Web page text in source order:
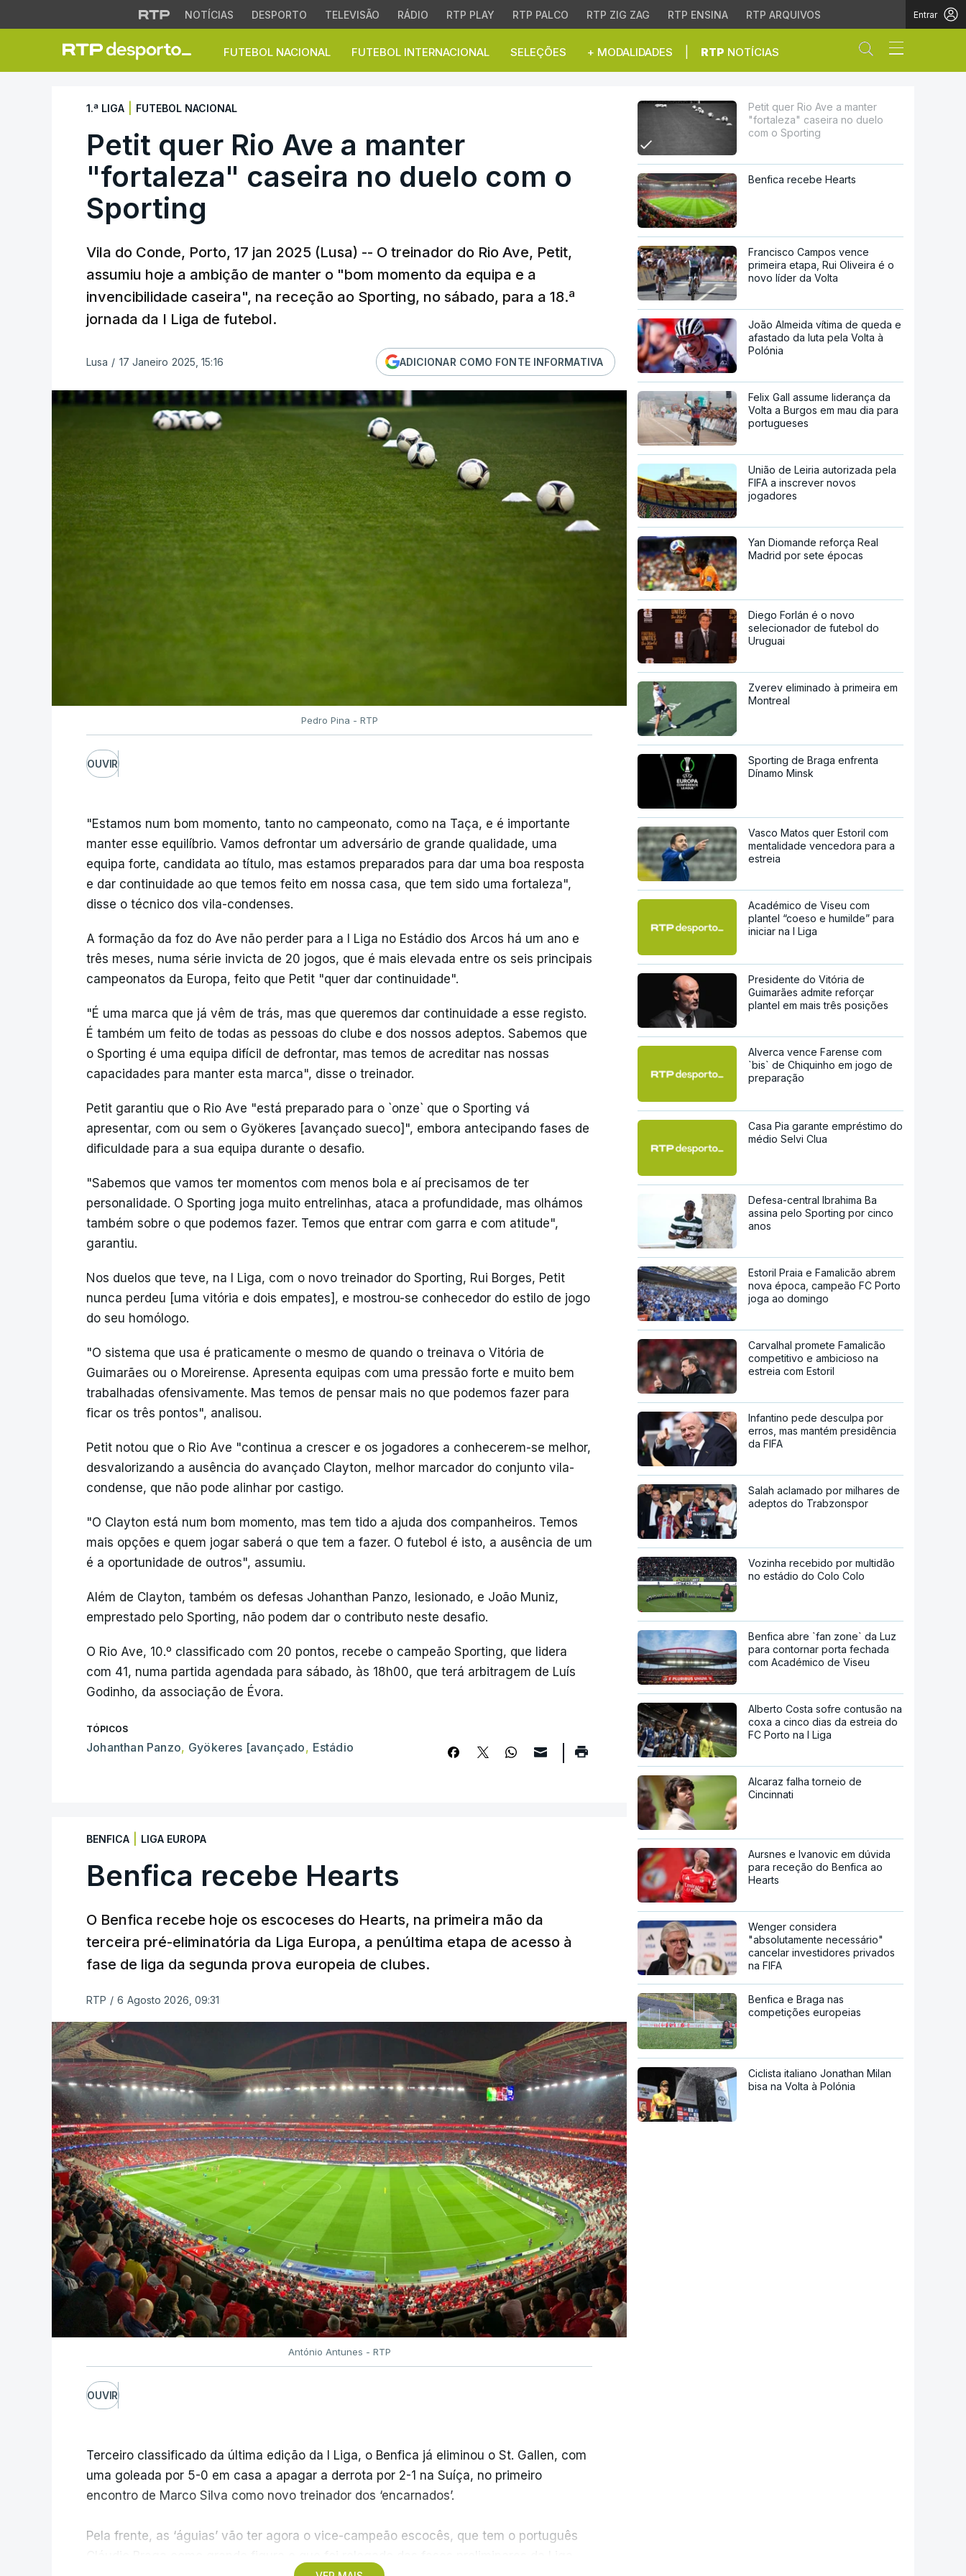
NOTÍCIAS DESPORTO TELEVISÃO RÁDIO RTP PLAY RTP PALCO RTP ZIG ZAG RTP ENSINA RTP ARQUIVOS Entrar
FUTEBOL NACIONAL FUTEBOL INTERNACIONAL SELEÇÕES + MODALIDADES RTP NOTÍCIAS Abrir campo
Petit quer Rio Ave a manter "fortaleza" caseira no duelo com o
1.ª LIGA FUTEBOL NACIONAL
Petit quer Rio Ave a manter
"fortaleza" caseira no duelo com o
Sporting
Vila do Conde, Porto, 17 jan 2025 (Lusa) -- O treinador do Rio Ave, Petit,
assumiu hoje a ambição de manter o "bom momento da equipa e a
invencibilidade caseira", na receção ao Sporting, no sábado, para a 18.ª
jornada da I Liga de futebol.
Lusa / 17 Janeiro 2025, 15:16 ADICIONAR COMO FONTE INFORMATIVA
Pedro Pina - RTP
OUVIR
"Estamos num bom momento, tanto no campeonato, como na Taça, e é importante
manter esse equilíbrio. Vamos defrontar um adversário de grande qualidade, uma
equipa forte, candidata ao título, mas estamos preparados para dar uma boa resposta
e dar continuidade ao que temos feito em nossa casa, que tem sido uma fortaleza",
disse o técnico dos vila-condenses.
A formação da foz do Ave não perder para a I Liga no Estádio dos Arcos há um ano e
três meses, numa série invicta de 20 jogos, que é mais elevada entre os seis principais
campeonatos da Europa, feito que Petit "quer dar continuidade".
"É uma marca que já vêm de trás, mas que queremos dar continuidade a esse registo.
É também um feito de todas as pessoas do clube e dos nossos adeptos. Sabemos que
o Sporting é uma equipa difícil de defrontar, mas temos de acreditar nas nossas
capacidades para manter esta marca", disse o treinador.
Petit garantiu que o Rio Ave "está preparado para o `onze` que o Sporting vá
apresentar, com ou sem o Gyökeres [avançado sueco]", embora antecipando fases de
dificuldade para a sua equipa durante o desafio.
"Sabemos que vamos ter momentos com menos bola e aí precisamos de ter
personalidade. O Sporting joga muito entrelinhas, ataca a profundidade, mas olhámos
também sobre o que podemos fazer. Temos que entrar com garra e com atitude",
garantiu.
Nos duelos que teve, na I Liga, com o novo treinador do Sporting, Rui Borges, Petit
nunca perdeu [uma vitória e dois empates], e mostrou-se conhecedor do estilo de jogo
do seu homólogo.
"O sistema que usa é praticamente o mesmo de quando o treinava o Vitória de
Guimarães ou o Moreirense. Apresenta equipas com uma pressão forte e muito bem
trabalhadas ofensivamente. Mas temos de pensar mais no que podemos fazer para
ficar os três pontos", analisou.
Petit notou que o Rio Ave "continua a crescer e os jogadores a conhecerem-se melhor,
desvalorizando a ausência do avançado Clayton, melhor marcador do conjunto vila-
condense, que não pode alinhar por castigo.
"O Clayton está num bom momento, mas tem tido a ajuda dos companheiros. Temos
mais opções e quem jogar saberá o que tem a fazer. O futebol é isto, a ausência de um
é a oportunidade de outros", assumiu.
Além de Clayton, também os defesas Johanthan Panzo, lesionado, e João Muniz,
emprestado pelo Sporting, não podem dar o contributo neste desafio.
O Rio Ave, 10.º classificado com 20 pontos, recebe o campeão Sporting, que lidera
com 41, numa partida agendada para sábado, às 18h00, que terá arbitragem de Luís
Godinho, da associação de Évora.
TÓPICOS
Johanthan Panzo, Gyökeres [avançado, Estádio
BENFICA LIGA EUROPA
Benfica recebe Hearts
O Benfica recebe hoje os escoceses do Hearts, na primeira mão da
terceira pré-eliminatória da Liga Europa, a penúltima etapa de acesso à
fase de liga da segunda prova europeia de clubes.
RTP / 6 Agosto 2026, 09:31
António Antunes - RTP
OUVIR
Terceiro classificado da última edição da I Liga, o Benfica já eliminou o St. Gallen, com
uma goleada por 5-0 em casa a apagar a derrota por 2-1 na Suíça, no primeiro
encontro de Marco Silva como novo treinador dos ‘encarnados’.
Pela frente, as ‘águias’ vão ter agora o vice-campeão escocês, que tem o português
Petit quer Rio Ave a manter
"fortaleza" caseira no duelo
com o Sporting
Benfica recebe Hearts
Francisco Campos vence
primeira etapa, Rui Oliveira é o
novo líder da Volta
João Almeida vítima de queda e
afastado da luta pela Volta à
Polónia
Felix Gall assume liderança da
Volta a Burgos em mau dia para
portugueses
União de Leiria autorizada pela
FIFA a inscrever novos
jogadores
Yan Diomande reforça Real
Madrid por sete épocas
Diego Forlán é o novo
selecionador de futebol do
Uruguai
Zverev eliminado à primeira em
Montreal
Sporting de Braga enfrenta
Dínamo Minsk
Vasco Matos quer Estoril com
mentalidade vencedora para a
estreia
Académico de Viseu com
plantel “coeso e humilde” para
iniciar na I Liga
Presidente do Vitória de
Guimarães admite reforçar
plantel em mais três posições
Alverca vence Farense com
`bis` de Chiquinho em jogo de
preparação
Casa Pia garante empréstimo do
médio Selvi Clua
Defesa-central Ibrahima Ba
assina pelo Sporting por cinco
anos
Estoril Praia e Famalicão abrem
nova época, campeão FC Porto
joga ao domingo
Carvalhal promete Famalicão
competitivo e ambicioso na
estreia com Estoril
Infantino pede desculpa por
erros, mas mantém presidência
da FIFA
Salah aclamado por milhares de
adeptos do Trabzonspor
Vozinha recebido por multidão
no estádio do Colo Colo
Benfica abre `fan zone` da Luz
para contornar porta fechada
com Académico de Viseu
Alberto Costa sofre contusão na
coxa a cinco dias da estreia do
FC Porto na I Liga
Alcaraz falha torneio de
Cincinnati
Aursnes e Ivanovic em dúvida
para receção do Benfica ao
Hearts
Wenger considera
"absolutamente necessário"
cancelar investidores privados
na FIFA
Benfica e Braga nas
competições europeias
Ciclista italiano Jonathan Milan
bisa na Volta à Polónia